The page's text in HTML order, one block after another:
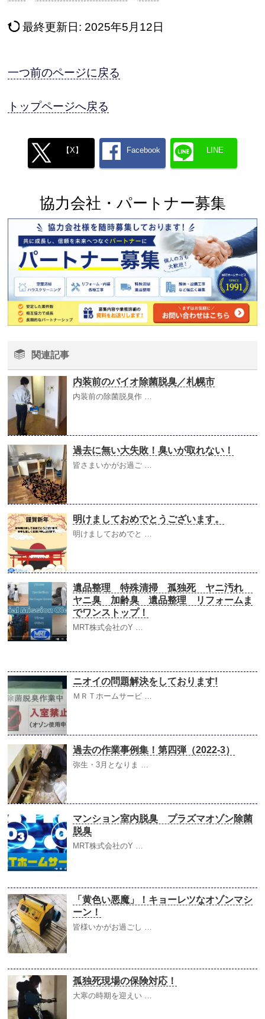
最終更新日: 2025年5月12日
一つ前のページに戻る
トップページへ戻る
【X】 Facebook LINE
協力会社・パートナー募集
関連記事
内装前のバイオ除菌脱臭／札幌市
内装前の除菌脱臭作 …
過去に無い大失敗！臭いが取れない！
皆さまいかがお過ご …
明けましておめでとうございます。
明けましておめでと …
遺品整理 特殊清掃 孤独死 ヤニ汚れ
ヤニ臭 加齢臭 遺品整理 リフォームま
でワンストップ！
MRT株式会社のY …
ニオイの問題解決をしております!
ＭＲＴホームサービ …
過去の作業事例集！第四弾（2022-3）
弥生・3月となりま …
マンション室内脱臭 プラズマオゾン除菌
脱臭
MRT株式会社のY …
「黄色い悪魔」！キョーレツなオゾンマシ
ーン！
皆様いかがお過ごし …
孤独死現場の保険対応！
大寒の時期を迎えい …